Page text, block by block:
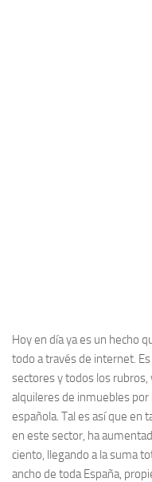
Hoy en día ya es un hecho
todo a través de internet.
sectores y todos los rubros,
alquileres de inmuebles
española. Tal es así que en
en este sector, ha
ciento, llegando a la suma
ancho de toda España,